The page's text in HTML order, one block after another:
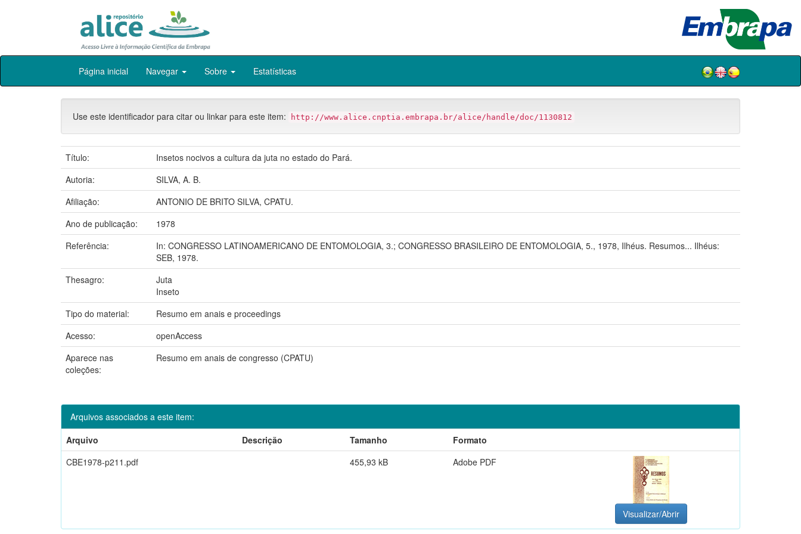
Skip
Página inicial Navegar Sobre Estatísticas
Use este identificador para citar ou linkar para este item: http://www.alice.cnptia.embrapa.br/alice/handle/doc/1130812
Título:
Insetos nocivos a cultura da juta no estado do Pará.
Autoria:
SILVA, A. B.
Afiliação:
ANTONIO DE BRITO SILVA, CPATU.
Ano de publicação:
1978
Referência:
In: CONGRESSO LATINOAMERICANO DE ENTOMOLOGIA, 3.; CONGRESSO BRASILEIRO DE ENTOMOLOGIA, 5., 1978, Ilhéus. Resumos... Ilhéus:
SEB, 1978.
Thesagro:
Juta
Inseto
Tipo do material:
Resumo em anais e proceedings
Acesso:
openAccess
Aparece nas
coleções:
Resumo em anais de congresso (CPATU)
Arquivos associados a este item:
Arquivo
Descrição Tamanho
Formato
CBE1978-p211.pdf
455,93 kB Adobe PDF
Visualizar/Abrir